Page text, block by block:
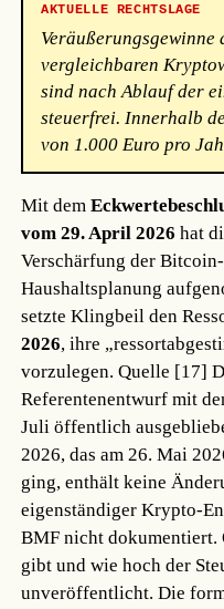
AKTUELLE RECHTSLAGE
Veräußerungsgewinne
vergleichbaren
sind nach Ablauf der
steuerfrei. Innerhalb
von 1.000 Euro pro
Mit dem
vom 29. April 2026 hat
Verschärfung der
Haushaltsplanung
setzte Klingbeil den
2026, ihre
vorzulegen.Quelle [17]
Referentenentwurf mit
Juli öffentlich
2026, das am 26. Mai
ging, enthält keine
eigenständiger Krypto-
BMF nicht dokumentiert.
gibt und wie hoch der
unveröffentlicht. Die